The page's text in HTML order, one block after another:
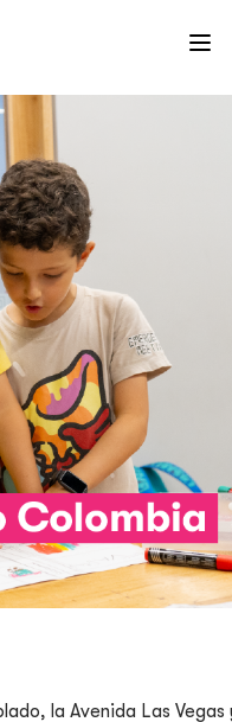
la Avenida Las Vegas